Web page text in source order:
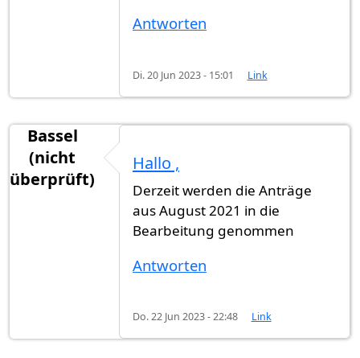
Antworten
Di. 20 Jun 2023 - 15:01 Link
Bassel
(nicht
überprüft)
Hallo ,
Derzeit werden die Anträge
aus August 2021 in die
Bearbeitung genommen
Antworten
Do. 22 Jun 2023 - 22:48 Link